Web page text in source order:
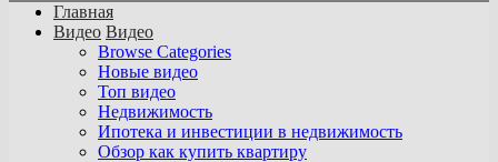
Главная
Видео Видео
Browse Categories
Новые видео
Топ видео
Недвижимость
Ипотека и инвестиции в недвижимость
Обзор как купить квартиру